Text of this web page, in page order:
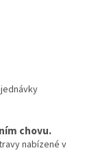
chovu.
nabízené v